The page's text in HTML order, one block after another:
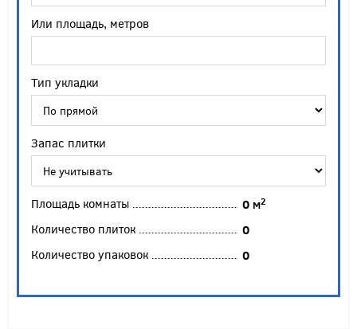
Или площадь, метров
Тип укладки
Запас плитки
Площадь комнаты 0 м2
Количество плиток
0
Количество упаковок
0